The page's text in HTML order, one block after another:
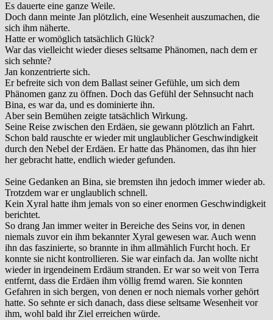
Es dauerte eine ganze Weile.
Doch dann meinte Jan plötzlich, eine Wesenheit auszumachen, die
sich ihm näherte.
Hatte er womöglich tatsächlich Glück?
War das vielleicht wieder dieses seltsame Phänomen, nach dem er
sich sehnte?
Jan konzentrierte sich.
Er befreite sich von dem Ballast seiner Gefühle, um sich dem
Phänomen ganz zu öffnen. Doch das Gefühl der Sehnsucht nach
Bina, es war da, und es dominierte ihn.
Aber sein Bemühen zeigte tatsächlich Wirkung.
Seine Reise zwischen den Erdäen, sie gewann plötzlich an Fahrt.
Schon bald rauschte er wieder mit unglaublicher Geschwindigkeit
durch den Nebel der Erdäen. Er hatte das Phänomen, das ihn hier
her gebracht hatte, endlich wieder gefunden.
Seine Gedanken an Bina, sie bremsten ihn jedoch immer wieder ab.
Trotzdem war er unglaublich schnell.
Kein Xyral hatte ihm jemals von so einer enormen Geschwindigkeit
berichtet.
So drang Jan immer weiter in Bereiche des Seins vor, in denen
niemals zuvor ein ihm bekannter Xyral gewesen war. Auch wenn
ihn das faszinierte, so brannte in ihm allmählich Furcht hoch. Er
konnte sie nicht kontrollieren. Sie war einfach da. Jan wollte nicht
wieder in irgendeinem Erdäum stranden. Er war so weit von Terra
entfernt, dass die Erdäen ihm völlig fremd waren. Sie konnten
Gefahren in sich bergen, von denen er noch niemals vorher gehört
hatte. So sehnte er sich danach, dass diese seltsame Wesenheit vor
ihm, wohl bald ihr Ziel erreichen würde.